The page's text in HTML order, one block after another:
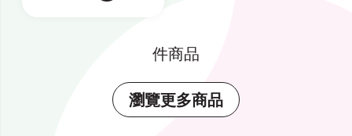
件商品
瀏覽更多商品